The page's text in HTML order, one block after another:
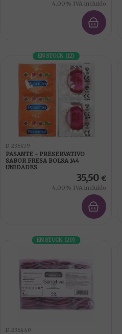
4.00% IVA incluido
EN STOCK (12)
D-236479
PASANTE - PRESERVATIVO
SABOR FRESA BOLSA 144
UNIDADES
35,50 €
4.00% IVA incluido
EN STOCK (20)
D-236440